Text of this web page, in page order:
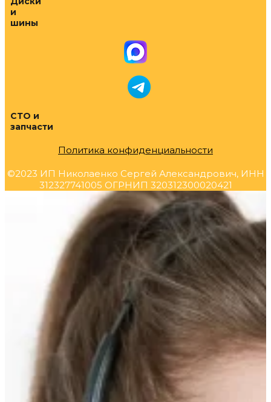
и
шины
СТО и
запчасти
Политика конфиденциальности
©2023 ИП Николаенко Сергей Александрович, ИНН
312327741005 ОГРНИП 320312300020421